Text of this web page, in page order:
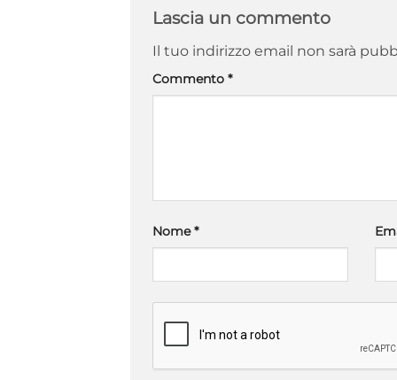
Lascia un commento
Il tuo indirizzo email non sarà
Commento *
Nome*